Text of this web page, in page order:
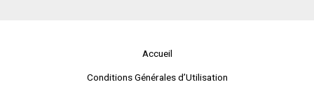
Accueil
Conditions Générales d’Utilisation